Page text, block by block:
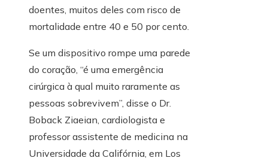
doentes, muitos deles com risco de
mortalidade entre 40 e 50 por cento.
Se um dispositivo rompe uma parede
do coração, “é uma emergência
cirúrgica à qual muito raramente as
pessoas sobrevivem”, disse o Dr.
Boback Ziaeian, cardiologista e
professor assistente de medicina na
Universidade da Califórnia, em Los